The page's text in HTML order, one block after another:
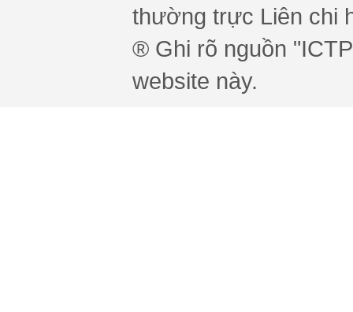
thường trực Liên chi
® Ghi rõ nguồn
website này.